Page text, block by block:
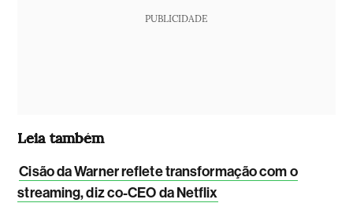
PUBLICIDADE
Leia também
Cisão da Warner reflete transformação com o
streaming, diz co-CEO da Netflix